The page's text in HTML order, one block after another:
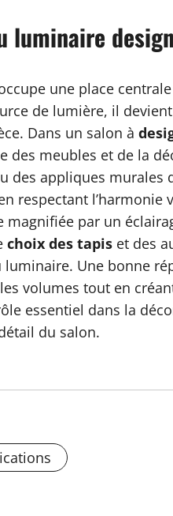
luminaire
une place
de lumière, il
Dans un salon à
des meubles et de la
des appliques murales
respectant l’harmonie
magnifiée par un
choix des tapis et des
luminaire. Une bonne
volumes tout en
essentiel dans la
du salon.